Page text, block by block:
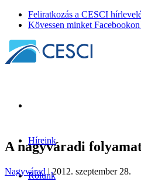
Feliratkozás a CESCI
Kövessen minket
Híreink
Rólunk
A nagyváradi
Nagyvárad | 2012. szeptember 28.